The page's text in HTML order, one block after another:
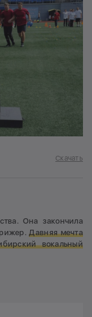
Скачать
Она закончила
Давняя мечта
вокальный